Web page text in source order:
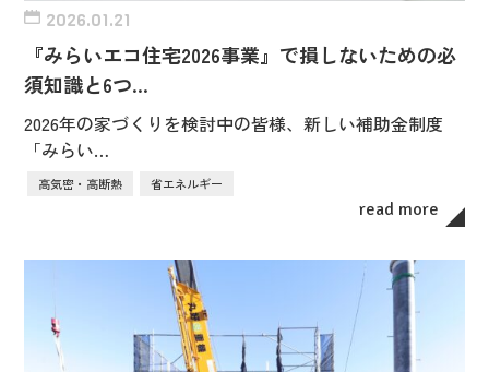
2026.01.21
『みらいエコ住宅2026事業』で損しないための必
須知識と6つ…
2026年の家づくりを検討中の皆様、新しい補助金制度
「みらい…
高気密・高断熱 省エネルギー
read more